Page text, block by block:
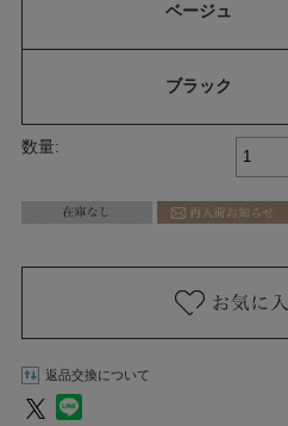
ベージュ
ブラック
数量:
返品交換について